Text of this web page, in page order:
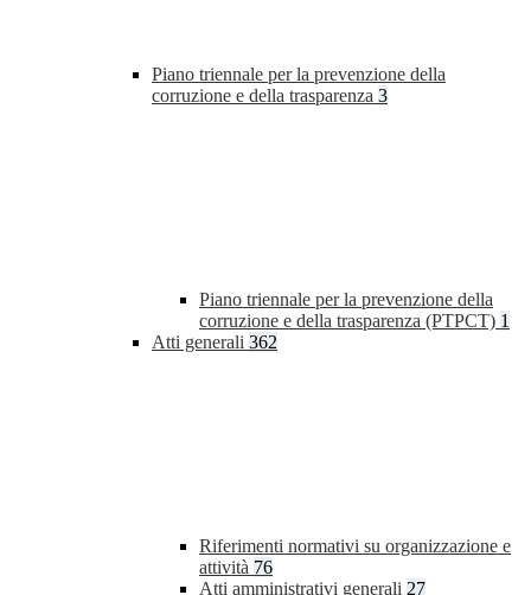
Piano triennale per la prevenzione della
corruzione e della trasparenza 3
Piano triennale per la prevenzione della
corruzione e della trasparenza (PTPCT) 1
Atti generali 362
Riferimenti normativi su organizzazione e
attività 76
Atti amministrativi generali 27